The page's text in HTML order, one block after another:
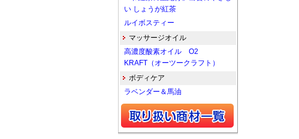
い しょうが紅茶
ルイボスティー
マッサージオイル
高濃度酸素オイル O2
KRAFT（オーツークラフト）
ボディケア
ラベンダー＆馬油